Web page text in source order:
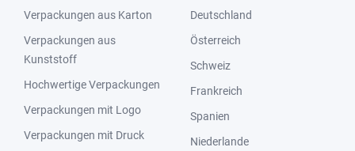
Verpackungen aus Karton
Verpackungen aus
Kunststoff
Hochwertige Verpackungen
Verpackungen mit Logo
Verpackungen mit Druck
Deutschland
Österreich
Schweiz
Frankreich
Spanien
Niederlande